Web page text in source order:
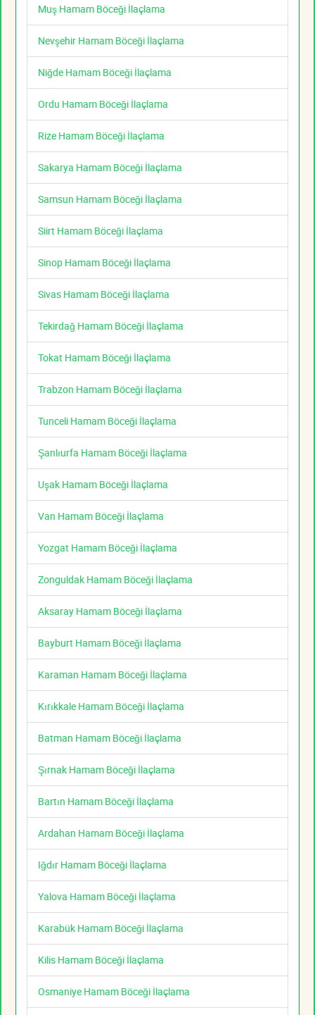
Muş Hamam Böceği İlaçlama
Nevşehir Hamam Böceği İlaçlama
Niğde Hamam Böceği İlaçlama
Ordu Hamam Böceği İlaçlama
Rize Hamam Böceği İlaçlama
Sakarya Hamam Böceği İlaçlama
Samsun Hamam Böceği İlaçlama
Siirt Hamam Böceği İlaçlama
Sinop Hamam Böceği İlaçlama
Sivas Hamam Böceği İlaçlama
Tekirdağ Hamam Böceği İlaçlama
Tokat Hamam Böceği İlaçlama
Trabzon Hamam Böceği İlaçlama
Tunceli Hamam Böceği İlaçlama
Şanlıurfa Hamam Böceği İlaçlama
Uşak Hamam Böceği İlaçlama
Van Hamam Böceği İlaçlama
Yozgat Hamam Böceği İlaçlama
Zonguldak Hamam Böceği İlaçlama
Aksaray Hamam Böceği İlaçlama
Bayburt Hamam Böceği İlaçlama
Karaman Hamam Böceği İlaçlama
Kırıkkale Hamam Böceği İlaçlama
Batman Hamam Böceği İlaçlama
Şırnak Hamam Böceği İlaçlama
Bartın Hamam Böceği İlaçlama
Ardahan Hamam Böceği İlaçlama
Iğdır Hamam Böceği İlaçlama
Yalova Hamam Böceği İlaçlama
Karabük Hamam Böceği İlaçlama
Kilis Hamam Böceği İlaçlama
Osmaniye Hamam Böceği İlaçlama